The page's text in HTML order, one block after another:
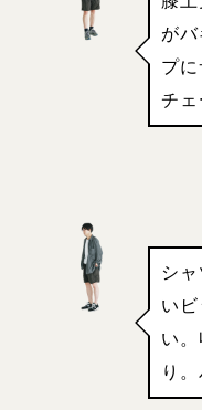
が
プ
チェ
シ
い
い
り